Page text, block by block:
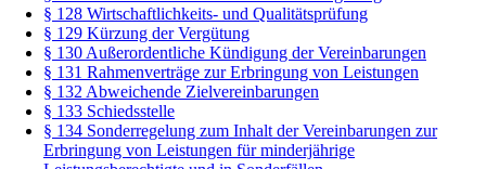
§ 128 Wirtschaftlichkeits- und Qualitätsprüfung
§ 129 Kürzung der Vergütung
§ 130 Außerordentliche Kündigung der Vereinbarungen
§ 131 Rahmenverträge zur Erbringung von Leistungen
§ 132 Abweichende Zielvereinbarungen
§ 133 Schiedsstelle
§ 134 Sonderregelung zum Inhalt der Vereinbarungen zur
Erbringung von Leistungen für minderjährige